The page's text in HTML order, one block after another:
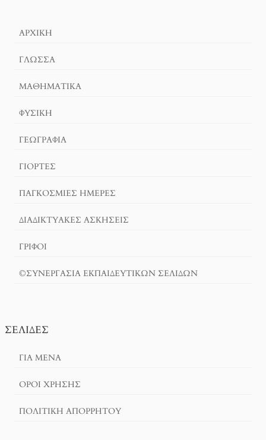
ΑΡΧΙΚΉ
ΓΛΏΣΣΑ
ΜΑΘΗΜΑΤΙΚΆ
ΦΥΣΙΚΗ
ΓΕΩΓΡΑΦΊΑ
ΓΙΟΡΤΈΣ
ΠΑΓΚΟΣΜΙΕΣ ΗΜΕΡΕΣ
ΔΙΑΔΙΚΤΥΑΚΈΣ ΑΣΚΉΣΕΙΣ
ΓΡΙΦΟΙ
©ΣΥΝΕΡΓΑΣΙΑ ΕΚΠΑΙΔΕΥΤΙΚΩΝ ΣΕΛΙΔΩΝ
ΣΕΛΊΔΕΣ
ΓΙΑ ΜΕΝΑ
ΌΡΟΙ ΧΡΗΣΗΣ
ΠΟΛΙΤΙΚΉ ΑΠΟΡΡΉΤΟΥ